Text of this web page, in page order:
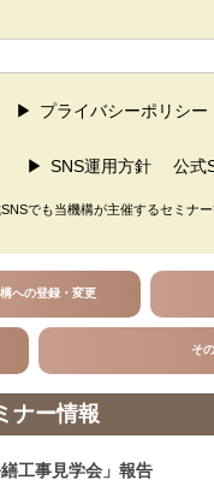
プライバシーポリシー
SNS運用方針 公式
でも当機構が主催するセミナ
への登録・変更
そ
ナー情報
工事見学会」報告